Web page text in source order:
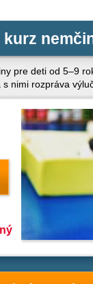
pre deti od 5–9
nimi rozpráva